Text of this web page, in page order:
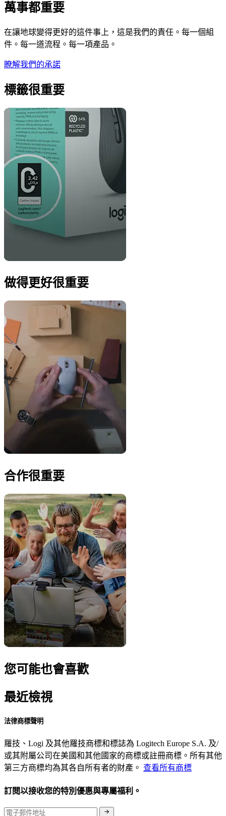
萬事都重要
在讓地球變得更好的這件事上，這是我們的責任。每一個組
件。每一道流程。每一項產品。
瞭解我們的承諾
標籤很重要
做得更好很重要
合作很重要
您可能也會喜歡
最近檢視
法律商標聲明
羅技、Logi 及其他羅技商標和標誌為 Logitech Europe S.A. 及/
或其附屬公司在美國和其他國家的商標或註冊商標。所有其他
第三方商標均為其各自所有者的財產。 查看所有商標
訂閱以接收您的特別優惠與專屬福利。